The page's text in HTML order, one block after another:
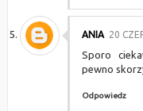
ANIA 20
Sporo
pewno
Odpowiedz